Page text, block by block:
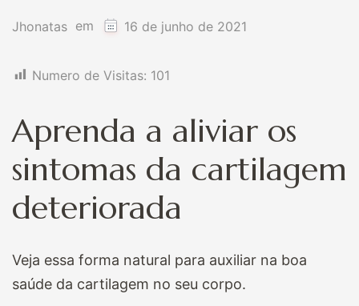
Jhonatas em 16 de junho de 2021
Numero de Visitas: 101
Aprenda a aliviar os
sintomas da cartilagem
deteriorada
Veja essa forma natural para auxiliar na boa
saúde da cartilagem no seu corpo.